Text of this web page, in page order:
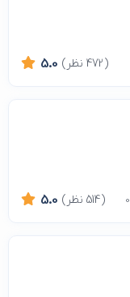
5.0 (472 نظر)
5.0 (514 نظر)